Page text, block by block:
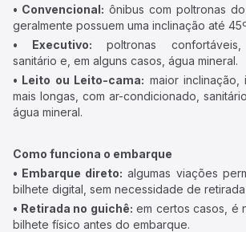
• Convencional: ônibus com poltronas
geralmente possuem uma inclinação até
• Executivo: poltronas confortáveis,
sanitário e, em alguns casos, água mineral.
• Leito ou Leito-cama: maior
mais longas, com ar-condicionado,
água mineral.
Como funciona o embarque
• Embarque direto: algumas viações
bilhete digital, sem necessidade de
• Retirada no guichê: em certos casos, é
bilhete físico antes do embarque.